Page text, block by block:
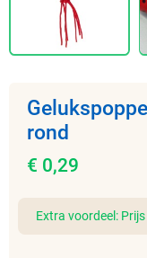
rond
€ 0,29
Extra voordeel: